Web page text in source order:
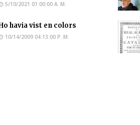
5/10/2021 01:00:00 A. M.
havia vist en colors
10/14/2009 04:13:00 P. M.